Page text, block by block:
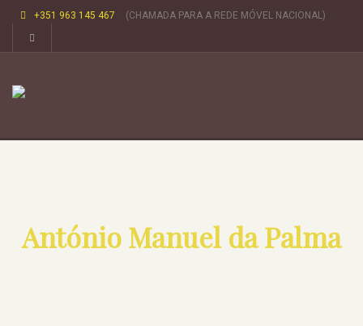
+351 963 145 467 (CHAMADA PARA A REDE MÓVEL NACIONAL)
António Manuel da Palma